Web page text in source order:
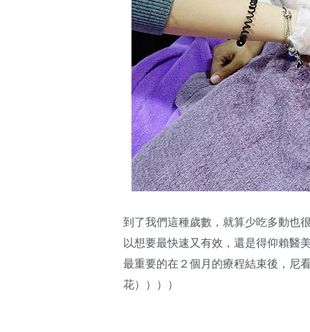
到了我們這種歲數，就算少吃多動也
以想要最快速又有效，還是得仰賴醫
最重要的在２個月的療程結束後，尼
花））））​